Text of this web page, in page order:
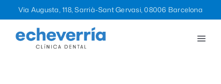
Saltar
al
contenido
Via Augusta, 118, Sarrià-Sant Gervasi, 08006 Barcelona